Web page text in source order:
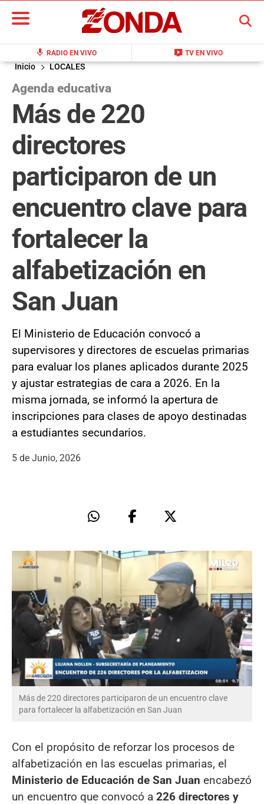
mic RADIO EN VIVO live_tv TV EN VIVO
BUSCAR
Inicio LOCALES
Agenda educativa
Más de 220
directores
participaron de un
encuentro clave para
fortalecer la
alfabetización en
San Juan
El Ministerio de Educación convocó a
supervisores y directores de escuelas primarias
para evaluar los planes aplicados durante 2025
y ajustar estrategias de cara a 2026. En la
misma jornada, se informó la apertura de
inscripciones para clases de apoyo destinadas
a estudiantes secundarios.
5 de Junio, 2026
Más de 220 directores participaron de un encuentro clave
para fortalecer la alfabetización en San Juan
Con el propósito de reforzar los procesos de
alfabetización en las escuelas primarias, el
Ministerio de Educación de San Juan encabezó
un encuentro que convocó a 226 directores y